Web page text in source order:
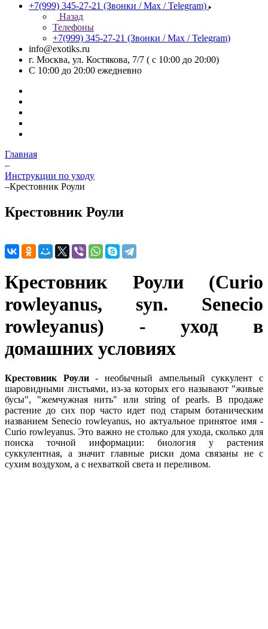
+7(999) 345-27-21 (Звонки / Max / Telegram)
Назад
Телефоны
+7(999) 345-27-21 (Звонки / Max / Telegram)
info@exotiks.ru
г. Москва, ул. Костякова, 7/7 ( с 10:00 до 20:00)
С 10:00 до 20:00 ежедневно
Главная
–
Инструкции по уходу
–Крестовник Роули
Крестовник Роули
Крестовник Роули (Curio
rowleyanus, syn. Senecio
rowleyanus) - уход в
домашних условиях
Крестовник Роули- необычный ампельный суккулент с
шаровидными листьями, из-за которых его называют "живые
бусы", "жемчужная нить" или string of pearls. В продаже
растение до сих пор часто идет под старым ботаническим
названием Senecio rowleyanus, но актуальное принятое имя -
Curio rowleyanus. Это важно не столько для ухода, сколько для
поиска точной информации: биология у растения
суккулентная, а значит главные риски дома связаны не с
сухим воздухом, а с нехваткой света и переливом.